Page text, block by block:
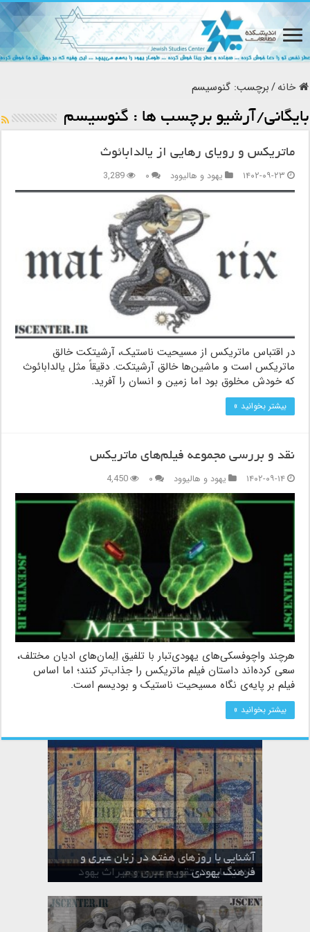
خانه/برچسب:گنوسیسم
بایگانی/آرشیو برچسب ها : گنوسیسم
ماتریکس و رویای رهایی از یالدابائوث
۱۴۰۲-۰۹-۲۳
یهود و هالیوود ۰ 3,289
در اقتباس ماتریکس از مسیحیت ناستیک، آرشیتکت خالق
ماتریکس است و ماشین‌ها خالق آرشیتکت. دقیقاً مثل یالدابائوث
که خودش مخلوق بود اما زمین و انسان را آفرید.
بیشتر بخوانید »
نقد و بررسی مجموعه فیلم‌های ماتریکس
۱۴۰۲-۰۹-۱۴
یهود و هالیوود ۰ 4,450
هرچند واچوفسکی‌های یهودی‌تبار با تلفیق اِلِمان‌های ادیان مختلف،
سعی کرده‌اند داستان فیلم ماتریکس را جذاب‌تر کنند؛ اما اساس
فیلم بر پایه‌ی نگاه مسیحیت ناستیک و بودیسم است.
بیشتر بخوانید »
آشنایی با روزهای هفته در زبان عبری و
فرهنگ یهودی
ماه نیسان در تقویم عبری و میراث یهود
تقویم عبری
ماه شواط در تقویم عبری و میراث یهود
ماه طوت در تقویم عبری و میراث یهود
ماه حشوان در تقویم عبری و میراث یهود
ماه تیشری در تقویم عبری و میراث یهود
ماه الول در تقویم عبری و میراث یهود